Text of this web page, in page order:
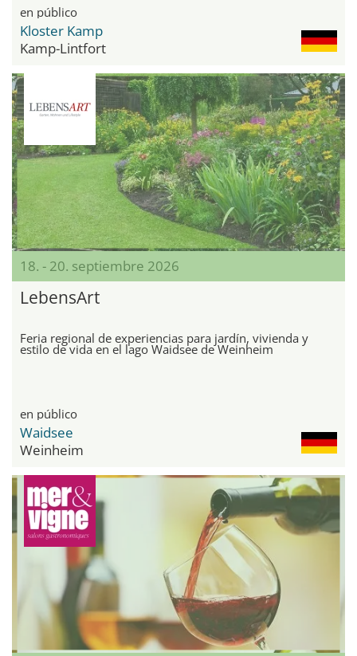
en público
Kloster Kamp
Kamp-Lintfort
18. - 20. septiembre 2026
LebensArt
Feria regional de experiencias para jardín, vivienda y
estilo de vida en el lago Waidsee de Weinheim
en público
Waidsee
Weinheim